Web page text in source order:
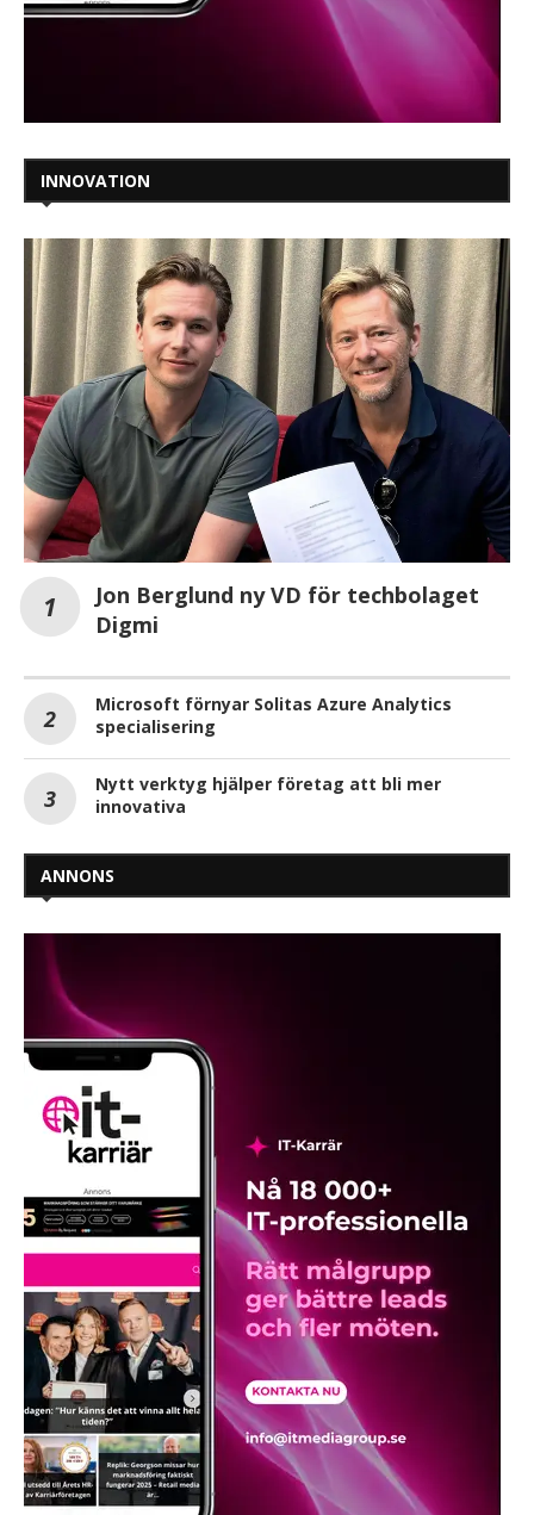
INNOVATION
Jon Berglund ny VD för techbolaget
Digmi
Microsoft förnyar Solitas Azure Analytics
specialisering
Nytt verktyg hjälper företag att bli mer
innovativa
ANNONS